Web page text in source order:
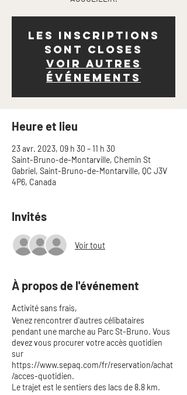
Les inscriptions
sont closes
Voir autres
événements
Heure et lieu
23 avr. 2023, 09 h 30 – 11 h 30
Saint-Bruno-de-Montarville, Chemin St
Gabriel, Saint-Bruno-de-Montarville, QC J3V
4P6, Canada
Invités
Voir tout
À propos de l'événement
Activité sans frais,
Venez rencontrer d'autres célibataires
pendant une marche au Parc St-Bruno. Vous
devez vous procurer votre accès quotidien
sur
https://www.sepaq.com/fr/reservation/achat
/acces-quotidien.
Le trajet est le sentiers des lacs de 8.8 km.